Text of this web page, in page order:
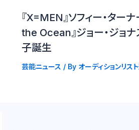
『X=MEN』ソフィー・ター
the Ocean』ジョー・ジョ
子誕生
芸能ニュース / By オーディションリス